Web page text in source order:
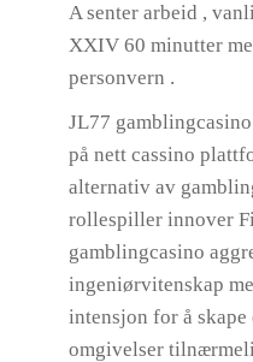
A senter arbeid ,
XXIV 60 minutter
personvern .
JL77
på nett cassino
alternativ av
rollespiller innover
gamblingcasino
ingeniørvitenskap
intensjon for å
omgivelser